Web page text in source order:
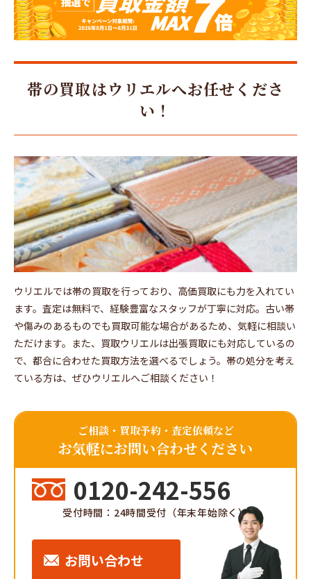
帯の買取はウリエルへお任せくださ
い！
ウリエルでは帯の買取を行っており、高価買取にも力を入れてい
ます。査定は無料で、経験豊富なスタッフが丁寧に対応。古い帯
や傷みのあるものでも買取可能な場合があるため、気軽に相談い
ただけます。また、買取ウリエルは出張買取にも対応しているの
で、都合に合わせた買取方法を選べるでしょう。帯の処分を考え
ている方は、ぜひウリエルへご相談ください！
ご相談・買取予約・査定依頼など
お気軽にお問い合わせください
0120-242-556
受付時間：24時間受付（年末年始除く）
お問い合わせ